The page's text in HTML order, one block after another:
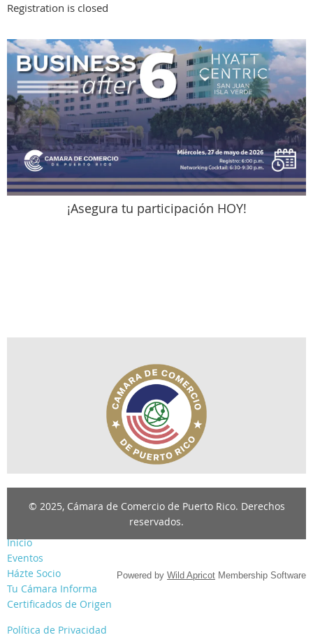
Registration is closed
¡Asegura tu participación HOY!
Inicio
Eventos
Házte Socio
Tu Cámara Informa
Certificados de Origen
Política de Privacidad
© 2025, Cámara de Comercio de Puerto Rico. Derechos
reservados.
Powered by Wild Apricot Membership Software